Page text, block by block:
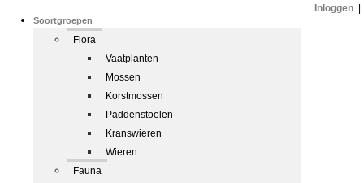
Soortgroepen
Flora
Vaatplanten
Mossen
Korstmossen
Paddenstoelen
Kranswieren
Wieren
Fauna
Inloggen